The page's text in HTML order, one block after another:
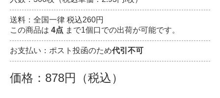
送料：全国一律 税込260円
この商品は 4点 まで1個口での出荷が可能です。
お支払い：ポスト投函のため代引不可
価格：878円（税込）